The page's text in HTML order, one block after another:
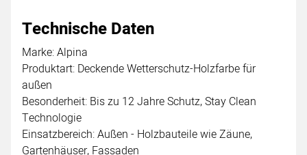
Technische Daten
Marke: Alpina
Produktart: Deckende Wetterschutz-Holzfarbe für
außen
Besonderheit: Bis zu 12 Jahre Schutz, Stay Clean
Technologie
Einsatzbereich: Außen - Holzbauteile wie Zäune,
Gartenhäuser, Fassaden